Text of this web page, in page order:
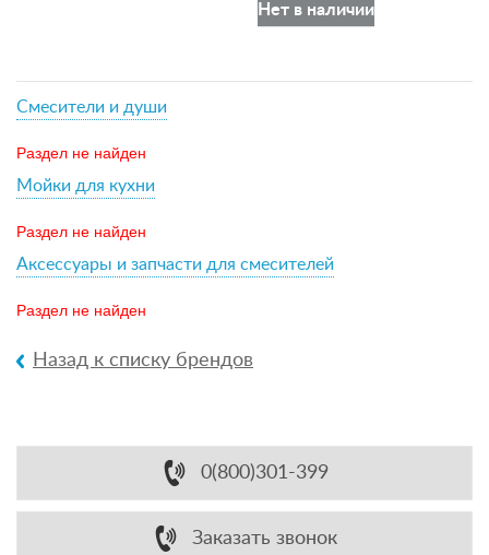
Нет в наличии
Смесители и души
Раздел не найден
Мойки для кухни
Раздел не найден
Аксессуары и запчасти для смесителей
Раздел не найден
Назад к списку брендов
0(800)301-399
Заказать звонок